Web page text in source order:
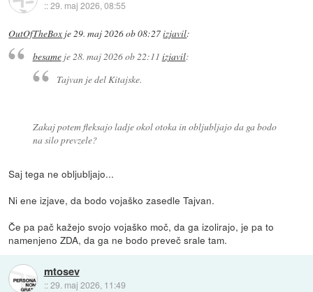
::29. maj 2026, 08:55
OutOfTheBox je29. maj 2026 ob 08:27izjavil:
besameje28. maj 2026 ob 22:11 izjavil:
Tajvan je del Kitajske.
Zakaj potem fleksajo ladje okol otoka in obljubljajo da ga bodo
na silo prevzele?
Saj tega ne obljubljajo...
Ni ene izjave, da bodo vojaško zasedle Tajvan.
Če pa pač kažejo svojo vojaško moč, da ga izolirajo, je pa to
namenjeno ZDA, da ga ne bodo preveč srale tam.
mtosev
::29. maj 2026, 11:49